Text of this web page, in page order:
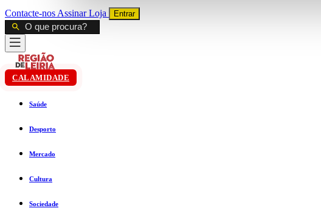
Contacte-nos AssinarLoja Entrar
CALAMIDADE
Saúde
Desporto
Mercado
Cultura
Sociedade